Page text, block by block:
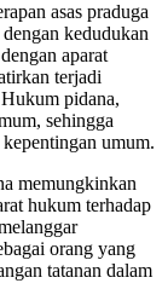
asas praduga
kedudukan
aparat
terjadi
pidana,
sehingga
umum.
memungkinkan
hukum terhadap
orang yang
tatanan dalam